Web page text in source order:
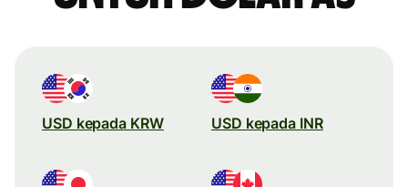
USD kepada KRW USD kepada INR